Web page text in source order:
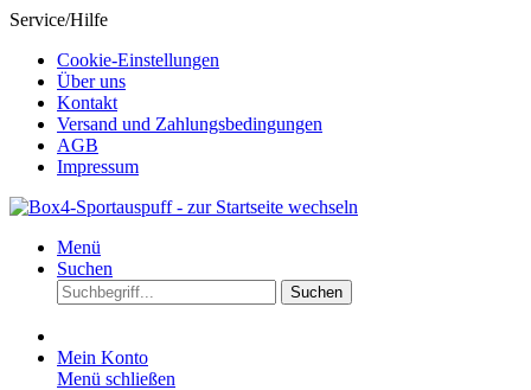
Service/Hilfe
Cookie-Einstellungen
Über uns
Kontakt
Versand und Zahlungsbedingungen
AGB
Impressum
Menü
Suchen
Suchen
Mein Konto
Menü schließen